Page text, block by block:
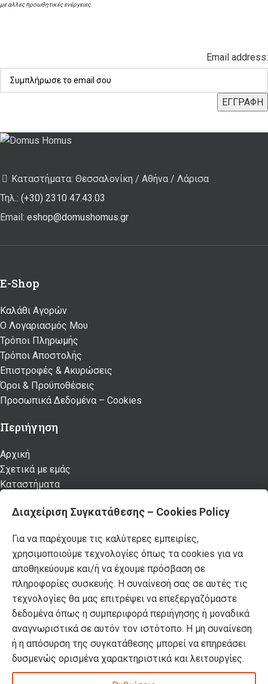
με άλλες προωθητικές ενέργειες.
Email address:
Καταστήματα: Θεσσαλονίκη / Αθήνα / Λάρισα
Τηλ.: (+30) 2310 47.43.03
Email: eshop@domushomus.gr
E-Shop
Καλάθι Αγορών
Ο Λογαριασμός Μου
Τρόποι Πληρωμής
Τρόποι Αποστολής
Επιστροφές & Ακυρώσεις
Όροι & Προϋποθέσεις
Προσωπικά Δεδομένα – Cookies
Περιήγηση
Αρχική
Σχετικά με εμάς
Καταστήματα
Κατάλογος επίπλων MSA
Επικοινωνία
Πρόσφατα Άρθρα
Τελικές χειμερινές εκπτώσεις -50% σε όλα τα
προϊόντα!
Βρείτε όλα τα πασχαλινά μας είδη σε -50%
έκπτωση!
2023. developed byPYLARINOS Advertising
Διαχείριση Συγκατάθεσης – Cookies Policy
Για να παρέχουμε τις καλύτερες εμπειρίες,
χρησιμοποιούμε τεχνολογίες όπως τα cookies για να
αποθηκεύουμε και/ή να έχουμε πρόσβαση σε
πληροφορίες συσκευής. Η συναίνεσή σας σε αυτές τις
τεχνολογίες θα μας επιτρέψει να επεξεργαζόμαστε
δεδομένα όπως η συμπεριφορά περιήγησης ή μοναδικά
αναγνωριστικά σε αυτόν τον ιστότοπο. Η μη συναίνεση
ή η απόσυρση της συγκατάθεσης μπορεί να επηρεάσει
δυσμενώς ορισμένα χαρακτηριστικά και λειτουργίες.